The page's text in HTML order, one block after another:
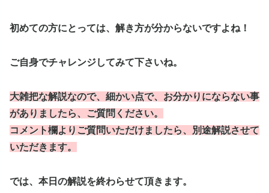
初めての方にとっては、解き方が分からないですよね！
ご自身でチャレンジしてみて下さいね。
大雑把な解説なので、 細かい点で、 お分かりにならない事
がありましたら、ご質問ください。
コメント欄よりご質問いただけましたら、別途解説させて
いただきます。
では、本日の解説を終わらせて頂きます。